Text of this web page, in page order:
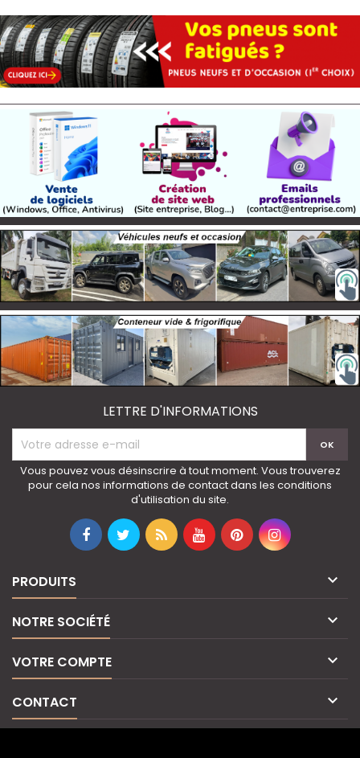
LETTRE D'INFORMATIONS
Vous pouvez vous désinscrire à tout moment. Vous trouverez
pour cela nos informations de contact dans les conditions
d'utilisation du site.
PRODUITS 
NOTRE SOCIÉTÉ 
VOTRE COMPTE 
CONTACT 